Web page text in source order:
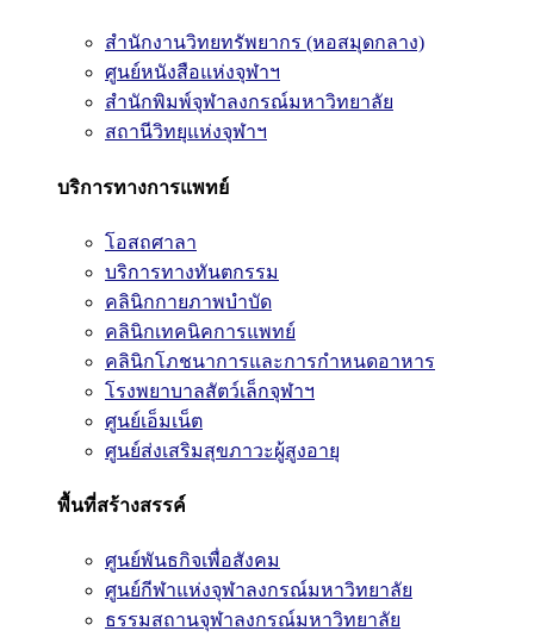
สำนักงานวิทยทรัพยากร (หอสมุดกลาง)
ศูนย์หนังสือแห่งจุฬาฯ
สำนักพิมพ์จุฬาลงกรณ์มหาวิทยาลัย
สถานีวิทยุแห่งจุฬาฯ
บริการทางการแพทย์
โอสถศาลา
บริการทางทันตกรรม
คลินิกกายภาพบำบัด
คลินิกเทคนิคการแพทย์
คลินิกโภชนาการและการกำหนดอาหาร
โรงพยาบาลสัตว์เล็กจุฬาฯ
ศูนย์เอ็มเน็ต
ศูนย์ส่งเสริมสุขภาวะผู้สูงอายุ
พื้นที่สร้างสรรค์
ศูนย์พันธกิจเพื่อสังคม
ศูนย์กีฬาแห่งจุฬาลงกรณ์มหาวิทยาลัย
ธรรมสถานจุฬาลงกรณ์มหาวิทยาลัย